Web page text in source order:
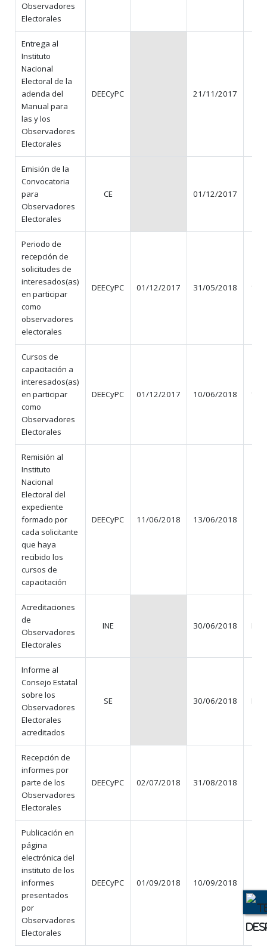
Observadores
Electorales
Entrega al
Instituto
Nacional
Electoral de la
adenda del
Manual para
las y los
Observadores
Electorales
DEECyPC 21/11/2017
Emisión de la
Convocatoria
para
Observadores
Electorales
CE 01/12/2017
Periodo de
recepción de
solicitudes de
interesados(as)
en participar
como
observadores
electorales
DEECyPC 01/12/2017 31/05/2018 182
Cursos de
capacitación a
interesados(as)
en participar
como
Observadores
Electorales
DEECyPC 01/12/2017 10/06/2018 192
Remisión al
Instituto
Nacional
Electoral del
expediente
formado por
cada solicitante
que haya
recibido los
cursos de
capacitación
DEECyPC 11/06/2018 13/06/2018
Acreditaciones
de
Observadores
Electorales
INE 30/06/2018 N/A
Informe al
Consejo Estatal
sobre los
Observadores
Electorales
acreditados
SE 30/06/2018 N/A
Recepción de
informes por
parte de los
Observadores
Electorales
DEECyPC 02/07/2018 31/08/2018
Publicación en
página
electrónica del
instituto de los
informes
presentados
por
Observadores
Electorales
DEECyPC 01/09/2018 10/09/2018